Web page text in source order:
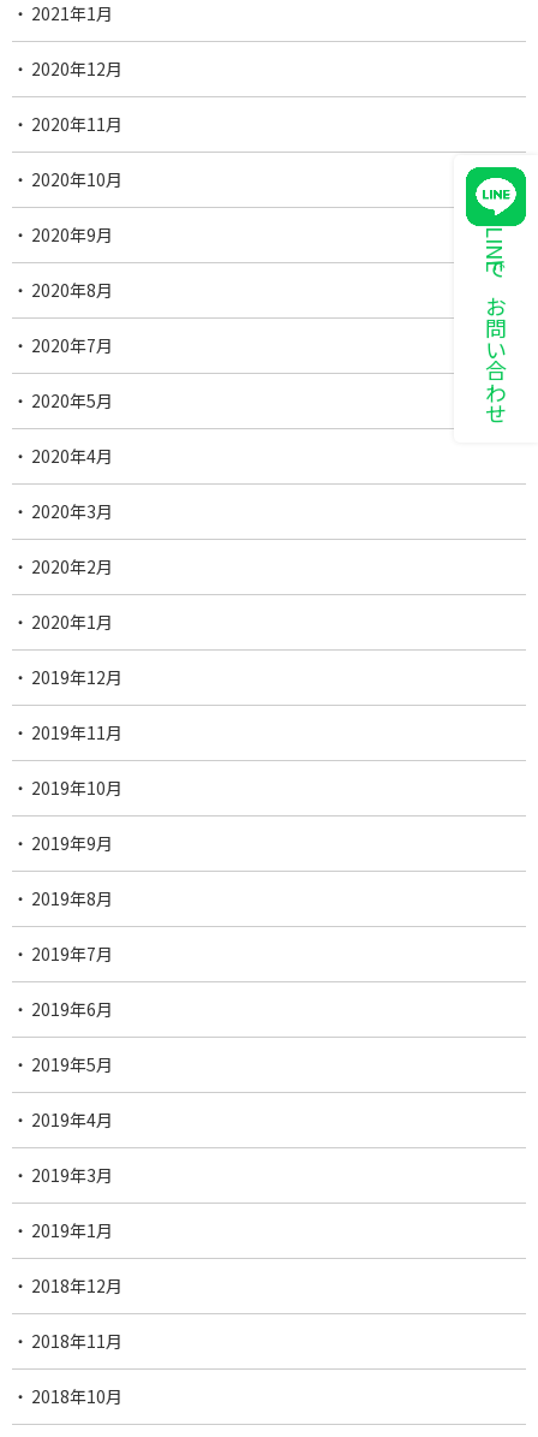
LINEでお問い合わせ
2021年1月
2020年12月
2020年11月
2020年10月
2020年9月
2020年8月
2020年7月
2020年5月
2020年4月
2020年3月
2020年2月
2020年1月
2019年12月
2019年11月
2019年10月
2019年9月
2019年8月
2019年7月
2019年6月
2019年5月
2019年4月
2019年3月
2019年1月
2018年12月
2018年11月
2018年10月